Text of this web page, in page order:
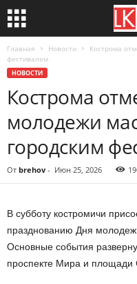
Главная Новости
Кострома
фестивалем
НОВОСТИ
Кострома
молодежи
городским
От brehov - Июн 25, 2026
В субботу костромичи
празднованию Дня
Основные события
проспекте Мира и площади